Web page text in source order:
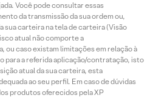
Você pode consultar essas
da transmissão da sua ordem ou,
sua carteira na tela de carteira (Visão
atual não comporte a
caso existam limitações em relação à
para a referida aplicação/contratação, isto
atual da sua carteira, esta
ao seu perfil. Em caso de dúvidas
produtos oferecidos pela XP